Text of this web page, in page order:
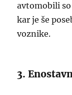
avtomobili
kar je še
voznike.
3.